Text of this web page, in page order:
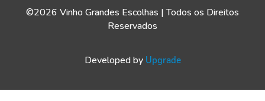
©2026 Vinho Grandes Escolhas | Todos os Direitos
Reservados
Developed by Upgrade